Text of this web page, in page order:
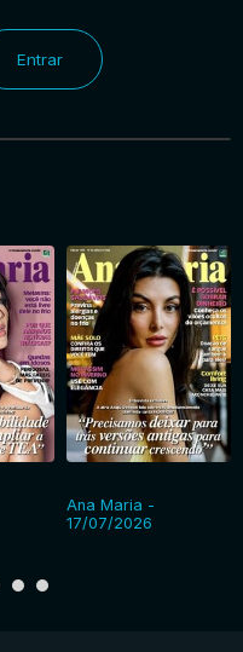
Entrar
Ana Maria -
17/07/2026